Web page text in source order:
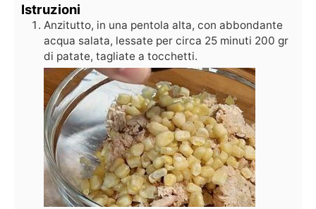
Istruzioni
Anzitutto, in una pentola alta, con abbondante
acqua salata, lessate per circa 25 minuti 200 gr
di patate, tagliate a tocchetti.